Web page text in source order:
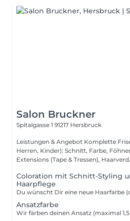
Salon Bruckner
Spitalgasse 1 91217 Hersbruck
Leistungen & Angebot Komplette
Herren, Kinder): Schnitt, Farbe, Föhnen
Extensions (Tape & Tressen),
Coloration mit Schnitt-Styling
Haarpflege
Ansatzfarbe